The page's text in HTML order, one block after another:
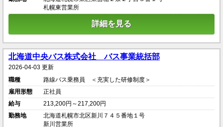
札幌東営業所
詳細を見る
北海道中央バス株式会社 バス事業統括部
2026-04-03 更新
職種
路線バス乗務員 ＜充実した研修制度＞
雇用形態
正社員
給与
213,200円～217,200円
勤務地
北海道札幌市北区新川７４５番地１号
新川営業所